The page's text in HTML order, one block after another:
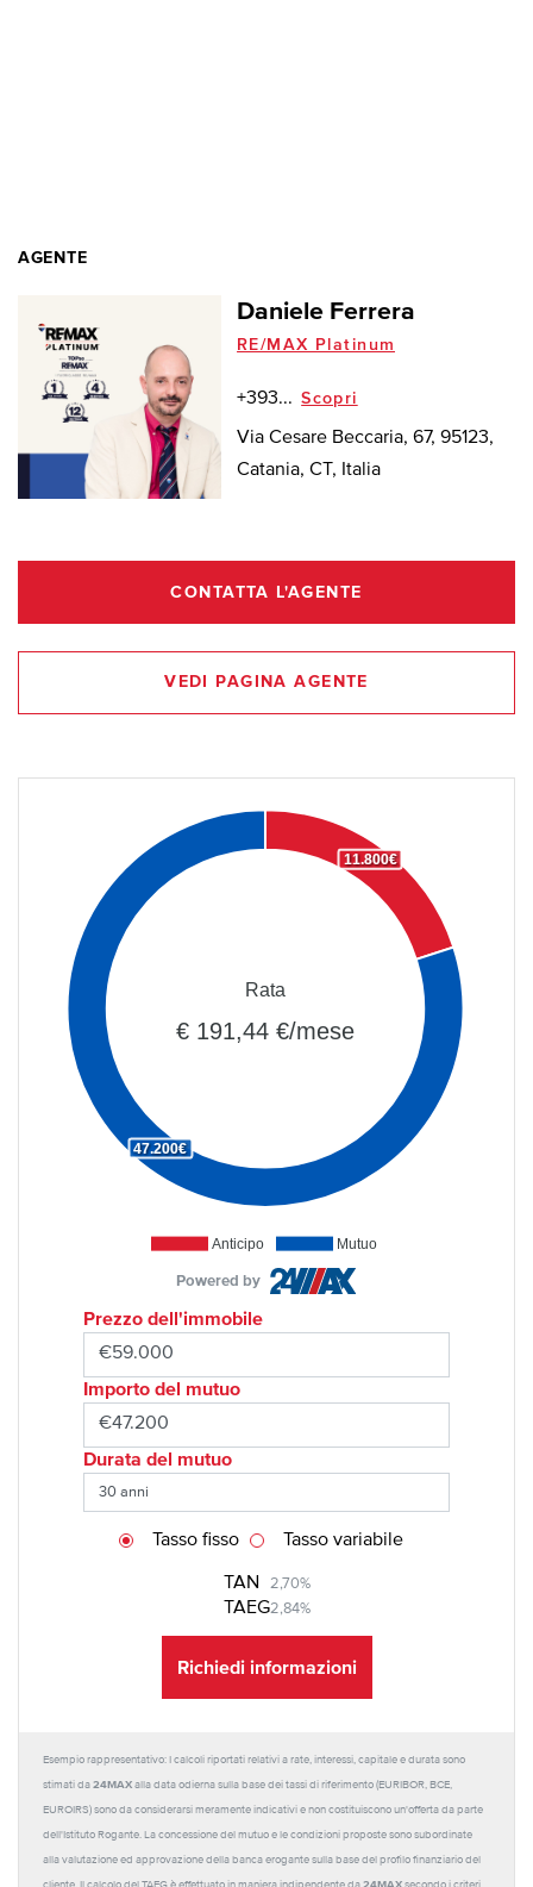
AGENTE
Daniele Ferrera
RE/MAX Platinum
+393... Scopri
Via Cesare Beccaria, 67, 95123,
Catania, CT, Italia
CONTATTA L'AGENTE
VEDI PAGINA AGENTE
Anticipo Mutuo
11.800€
47.200€
Rata
€ 191,44 €/mese
Powered by
Prezzo dell'immobile
Importo del mutuo
Durata del mutuo
TAN 2,70%
TAEG2,84%
Tasso fisso Tasso variabile
Richiedi informazioni
Esempio rappresentativo: I calcoli riportati relativi a rate, interessi, capitale e durata sono
stimati da 24MAX alla data odierna sulla base dei tassi di riferimento (EURIBOR, BCE,
EUROIRS) sono da considerarsi meramente indicativi e non costituiscono un'offerta da parte
dell'Istituto Rogante. La concessione del mutuo e le condizioni proposte sono subordinate
alla valutazione ed approvazione della banca erogante sulla base del profilo finanziario del